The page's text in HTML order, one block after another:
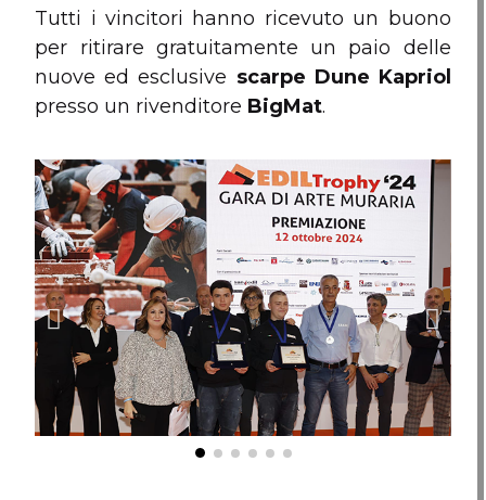
Tutti i vincitori hanno ricevuto un buono
per ritirare gratuitamente un paio delle
nuove ed esclusive scarpe Dune Kapriol
presso un rivenditore BigMat.